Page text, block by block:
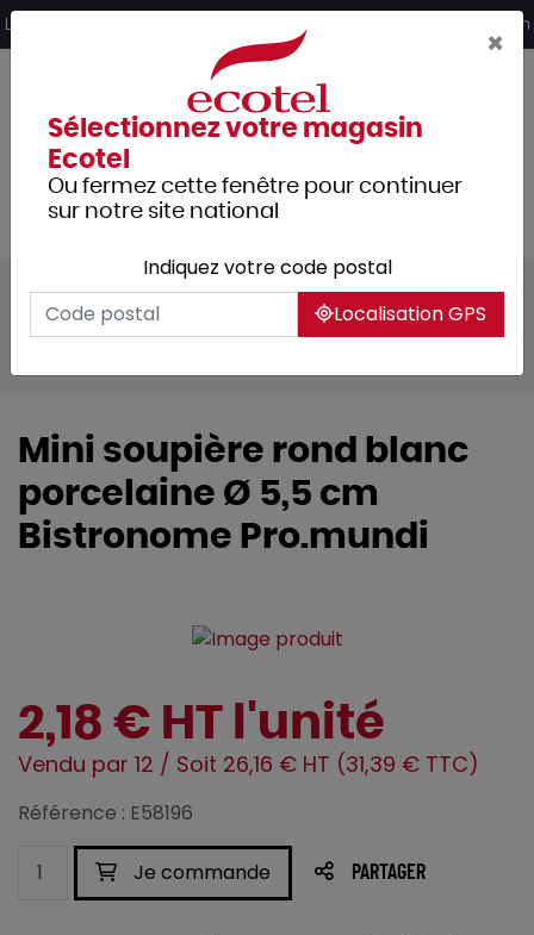
Livraison offerte dès 249€ HT d’achat et retrait 2h en magasin
Tous les produits
Arts de la table
Vaisselle
Vaisselle culinaire
Mini soupière rond blanc
porcelaine Ø 5,5 cm
Bistronome Pro.mundi
2,18 € HT l'unité
Vendu par 12 / Soit 26,16 € HT (31,39 € TTC)
Référence : E58196
Je commande PARTAGER
×
Sélectionnez votre magasin
Ecotel
Ou fermez cette fenêtre pour continuer
sur notre site national
Indiquez votre code postal
Localisation GPS
Panneau de gestion des cookies